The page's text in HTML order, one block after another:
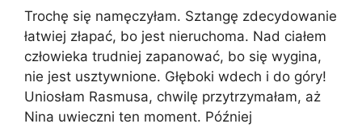
Trochę się namęczyłam. Sztangę zdecydowanie
łatwiej złapać, bo jest nieruchoma. Nad ciałem
człowieka trudniej zapanować, bo się wygina,
nie jest usztywnione. Głęboki wdech i do góry!
Uniosłam Rasmusa, chwilę przytrzymałam, aż
Nina uwieczni ten moment. Później